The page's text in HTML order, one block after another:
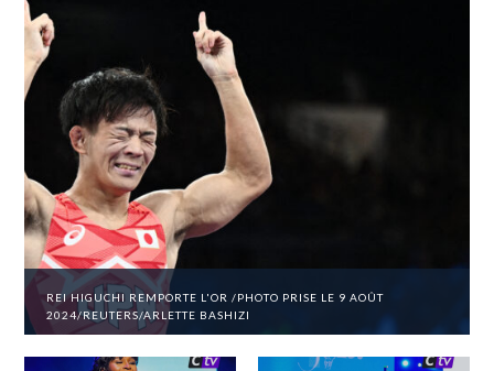
REI HIGUCHI REMPORTE L'OR /PHOTO PRISE LE 9 AOÛT
2024/REUTERS/ARLETTE BASHIZI